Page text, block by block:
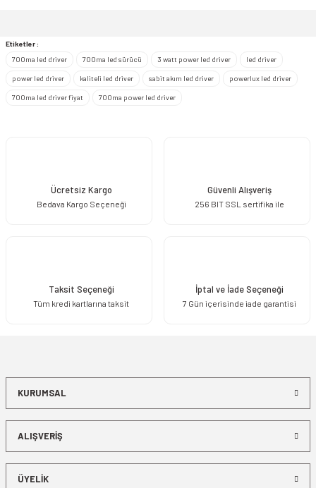
Etiketler :
700ma led driver
700ma led sürücü 3 watt power led driver led driver
power led driver kaliteli led driver sabit akım led driver powerlux led driver
700ma led driver fiyat 700ma power led driver
Ücretsiz Kargo
Bedava Kargo Seçeneği
Güvenli Alışveriş
256 BIT SSL sertifika ile
Taksit Seçeneği
Tüm kredi kartlarına taksit
İptal ve İade Seçeneği
7 Gün içerisinde iade garantisi
KURUMSAL
ALIŞVERİŞ
ÜYELİK